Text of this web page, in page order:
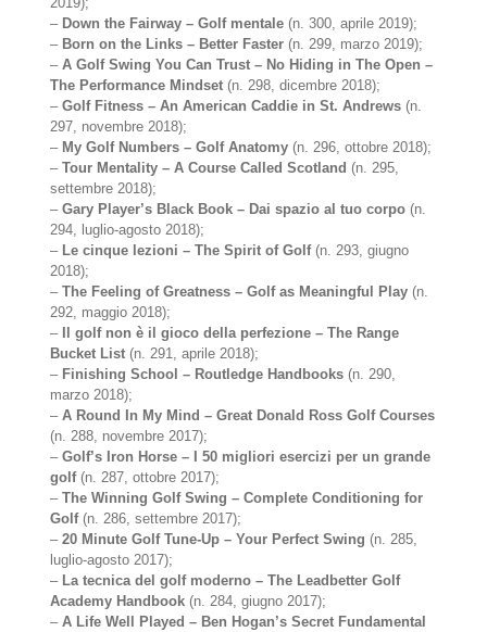
– Down the Fairway – Golf mentale (n. 300, aprile 2019);
– Born on the Links – Better Faster (n. 299, marzo 2019);
–A Golf Swing You Can Trust – No Hiding in The Open –
The Performance Mindset (n. 298, dicembre 2018);
–Golf Fitness – An American Caddie in St. Andrews (n.
297, novembre 2018);
– My Golf Numbers – Golf Anatomy (n. 296, ottobre 2018);
–Tour Mentality – A Course Called Scotland (n. 295,
settembre 2018);
–Gary Player’s Black Book – Dai spazio al tuo corpo (n.
294, luglio-agosto 2018);
– Le cinque lezioni – The Spirit of Golf(n. 293, giugno
2018);
–The Feeling of Greatness – Golf as Meaningful Play (n.
292, maggio 2018);
–
Il golf non è il gioco della perfezione – The Range
Bucket List (n. 291, aprile 2018);
– Finishing School – Routledge Handbooks (n. 290,
marzo 2018);
–A Round In My Mind – Great Donald Ross Golf Courses
(n. 288, novembre 2017);
–Golf’s Iron Horse – I 50 migliori esercizi per un grande
golf(n. 287, ottobre 2017);
–The Winning Golf Swing – Complete Conditioning for
Golf(n. 286, settembre 2017);
–20 Minute Golf Tune-Up – Your Perfect Swing (n. 285,
luglio-agosto 2017);
– La tecnica del golf moderno – The Leadbetter Golf
Academy Handbook (n. 284, giugno 2017);
–A Life Well Played – Ben Hogan’s Secret Fundamental